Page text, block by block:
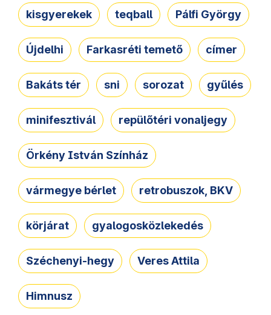
kisgyerekek teqball Pálfi György
Újdelhi Farkasréti temető címer
Bakáts tér sni sorozat gyűlés
minifesztivál repülőtéri vonaljegy
Örkény István Színház
vármegye bérlet retrobuszok, BKV
körjárat gyalogosközlekedés
Széchenyi-hegy Veres Attila
Himnusz